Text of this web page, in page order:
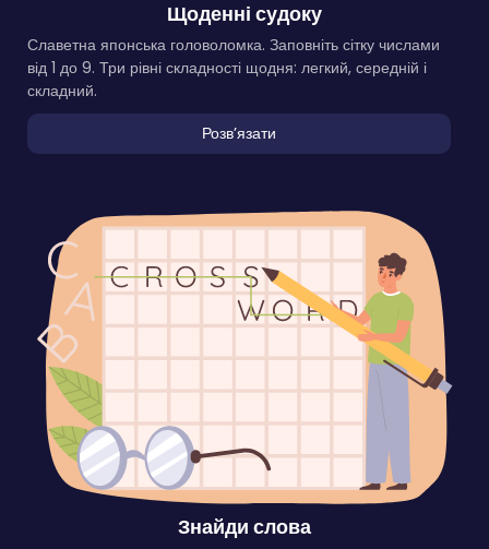
Щоденні судоку
Славетна японська головоломка. Заповніть сітку числами
від 1 до 9. Три рівні складності щодня: легкий, середній і
складний.
Розвʼязати
Знайди слова